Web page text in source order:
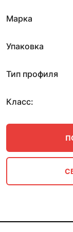
11.5 м
11.7-12 м
11.75 м
11.8 м
12 м
2 м
2.9-3 м
Марка
Упаковка
Тип профиля
Класс: